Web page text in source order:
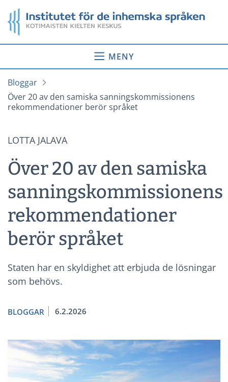
till
innehåll
Startsida
MENY
Bloggar
Över 20 av den samiska sanningskommissionens
rekommendationer berör språket
LOTTA JALAVA
Över 20 av den samiska
sanningskommissionens
rekommendationer
berör språket
Staten har en skyldighet att erbjuda de lösningar
som behövs.
BLOGGAR 6.2.2026